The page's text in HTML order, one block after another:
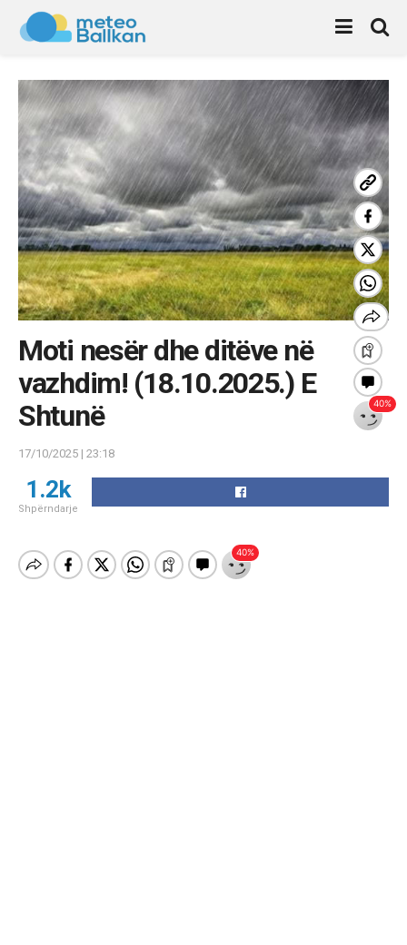
Moti nesër dhe ditëve në
vazhdim! (18.10.2025.) E
Shtunë
17/10/2025 | 23:18
1.2k
Shpërndarje